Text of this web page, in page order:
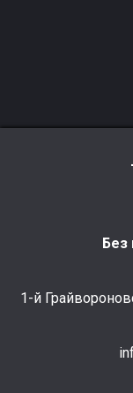
Без
1-й